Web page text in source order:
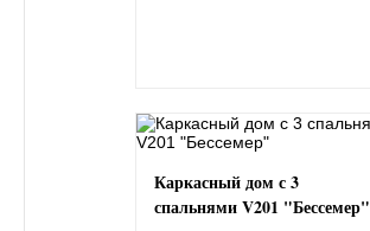
Каркасный дом с 3
спальнями V201 "Бессемер"